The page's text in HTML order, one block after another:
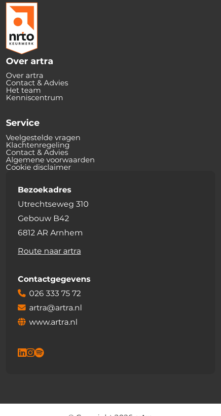
Over artra
Over artra
Contact & Advies
Het team
Kenniscentrum
Service
Veelgestelde vragen
Klachtenregeling
Contact & Advies
Algemene voorwaarden
Cookie disclaimer
Bezoekadres
Utrechtseweg 310
Gebouw B42
6812 AR Arnhem
Route naar artra
Contactgegevens
026 333 75 72
artra@artra.nl
www.artra.nl